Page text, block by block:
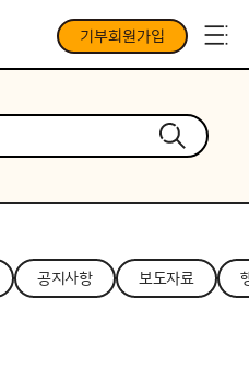
기부회원가입
공지사항 보도자료